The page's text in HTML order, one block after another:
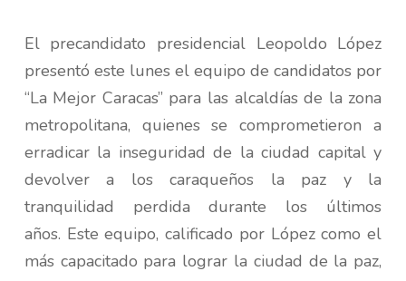
El precandidato presidencial Leopoldo López
presentó este lunes el equipo de candidatos por
“La Mejor Caracas” para las alcaldías de la zona
metropolitana, quienes se comprometieron a
erradicar la inseguridad de la ciudad capital y
devolver a los caraqueños la paz y la
tranquilidad perdida durante los últimos
años. Este equipo, calificado por López como el
más capacitado para lograr la ciudad de la paz,